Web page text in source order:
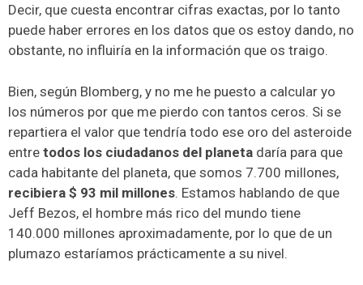
Decir, que cuesta encontrar cifras exactas, por lo tanto
puede haber errores en los datos que os estoy dando, no
obstante, no influiría en la información que os traigo.
Bien, según Blomberg, y no me he puesto a calcular yo
los números por que me pierdo con tantos ceros. Si se
repartiera el valor que tendría todo ese oro del asteroide
entre todos los ciudadanos del planeta daría para que
cada habitante del planeta, que somos 7.700 millones,
recibiera $ 93 mil millones. Estamos hablando de que
Jeff Bezos, el hombre más rico del mundo tiene
140.000 millones aproximadamente, por lo que de un
plumazo estaríamos prácticamente a su nivel.